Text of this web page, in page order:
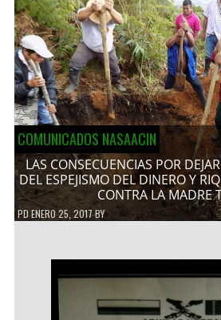
COMUNICADOS NASAACIN
LAS CONSECUENCIAS POR
DEL ESPEJISMO DEL DINERO Y
CONTRA LA MADRE
PDENERO 25, 2017BY